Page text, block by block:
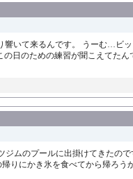
いて来るんです。 うーむ…ビ
日のための練習が聞こえてた
ムのプールに出掛けてきたの
りにかき氷を食べてから帰ろ